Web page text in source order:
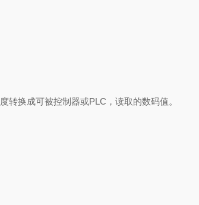
转换成可被控制器或PLC，读取的数码值。